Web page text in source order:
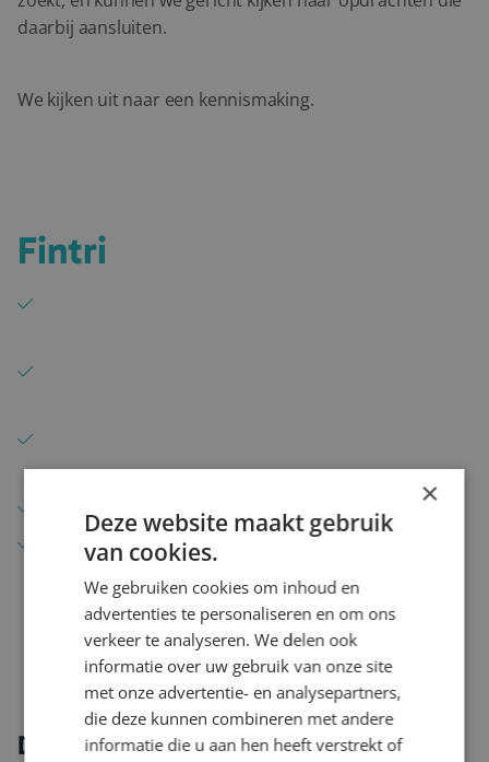
daarbij aansluiten.
We kijken uit naar een kennismaking.
Fintri
gereguleerde omgevingen
Actief in meerdere expertises en sectoren
Gericht op professionals op medior en senior
Direct solliciteren
×
Deze website maakt gebruik
van cookies.
We gebruiken cookies om inhoud en
advertenties te personaliseren en om ons
verkeer te analyseren. We delen ook
informatie over uw gebruik van onze site
met onze advertentie- en analysepartners,
die deze kunnen combineren met andere
informatie die u aan hen heeft verstrekt of